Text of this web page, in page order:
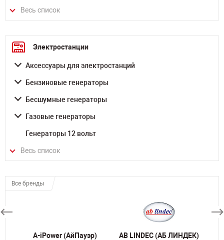
Весь список
Электростанции
Аксессуары для электростанций
Бензиновые генераторы
Бесшумные генераторы
Газовые генераторы
Генераторы 12 вольт
Весь список
Все бренды
A-iPower (АйПауэр) AB LINDEC (АБ ЛИНДЕК)